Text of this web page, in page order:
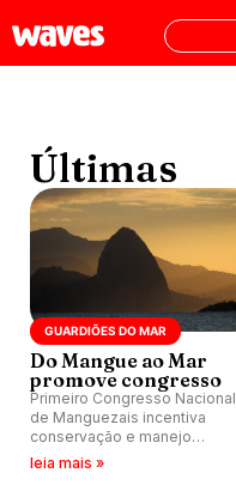
Últimas
GUARDIÕES DO MAR
Do Mangue ao Mar
promove congresso
Primeiro Congresso Nacional
de Manguezais incentiva
conservação e manejo
sustentável do ecossistema
leia mais »